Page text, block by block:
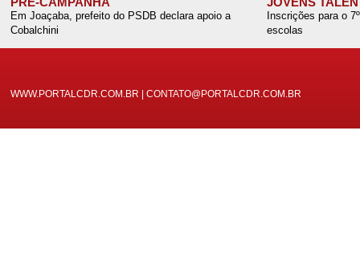
Em Joaçaba, prefeito do PSDB declara apoio a
Cobalchini
Inscrições para o
escolas
WWW.PORTALCDR.COM.BR | CONTATO@PORTALCDR.COM.BR